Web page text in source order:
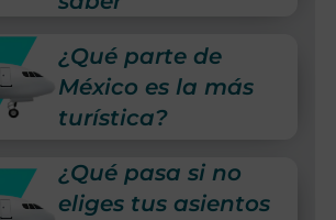
¿Qué parte de
México es la más
turística?
¿Qué pasa si no
eliges tus asientos